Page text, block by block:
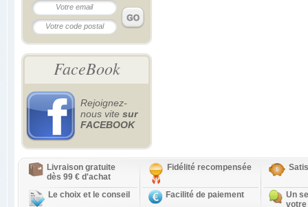
FaceBook
Rejoignez-
nous vite sur
FACEBOOK
Livraison gratuite
dès 99 € d'achat
Fidélité recompensée
Le choix et le conseil Facilité de paiement
Un
votre